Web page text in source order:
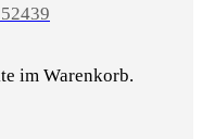
im Warenkorb.